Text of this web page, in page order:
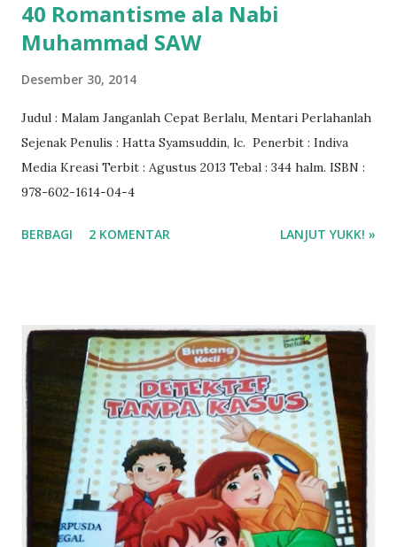
40 Romantisme ala Nabi
Muhammad SAW
Desember 30, 2014
Judul : Malam Janganlah Cepat Berlalu, Mentari Perlahanlah
Sejenak Penulis : Hatta Syamsuddin, lc. Penerbit : Indiva
Media Kreasi Terbit : Agustus 2013 Tebal : 344 halm. ISBN :
978-602-1614-04-4
BERBAGI 2 KOMENTAR LANJUT YUKK! »